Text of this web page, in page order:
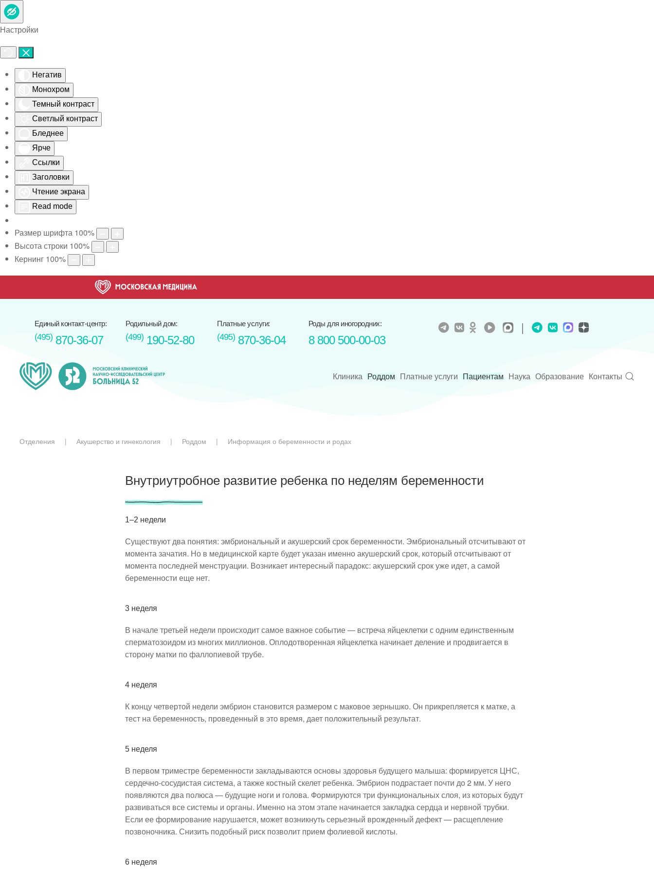
Настройки
Негатив
Монохром
Темный контраст
Светлый контраст
Бледнее
Ярче
Ссылки
Заголовки
Чтение экрана
Read mode
Размер шрифта 100%
Высота строки 100%
Кернинг 100%
Skip to main content
Единый контакт-центр:
(495)870-36-07
Родильный дом:
(499) 190-52-80
Платные услуги:
(495) 870-36-04
Роды для иногородних:
8 800 500-00-03
|
Клиника Роддом Платные услуги Пациентам Наука Образование Контакты
Отделения Акушерство и гинекология Роддом Информация о беременности и родах
Внутриутробное развитие ребенка по неделям беременности
1–2 недели
Существуют два понятия: эмбриональный и акушерский срок беременности. Эмбриональный отсчитывают от
момента зачатия. Но в медицинской карте будет указан именно акушерский срок, который отсчитывают от
момента последней менструации. Возникает интересный парадокс: акушерский срок уже идет, а самой
беременности еще нет.
3 неделя
В начале третьей недели происходит самое важное событие — встреча яйцеклетки с одним единственным
сперматозоидом из многих миллионов. Оплодотворенная яйцеклетка начинает деление и продвигается в
сторону матки по фаллопиевой трубе.
4 неделя
К концу четвертой недели эмбрион становится размером с маковое зернышко. Он прикрепляется к матке, а
тест на беременность, проведенный в это время, дает положительный результат.
5 неделя
В первом триместре беременности закладываются основы здоровья будущего малыша: формируется ЦНС,
сердечно-сосудистая система, а также костный скелет ребенка. Эмбрион подрастает почти до 2 мм. У него
появляются два полюса — будущие ноги и голова. Формируются три функциональных слоя, из которых будут
развиваться все системы и органы. Именно на этом этапе начинается закладка сердца и нервной трубки.
Если ее формирование нарушается, может возникнуть серьезный врожденный дефект — расщепление
позвоночника. Снизить подобный риск позволит прием фолиевой кислоты.
6 неделя